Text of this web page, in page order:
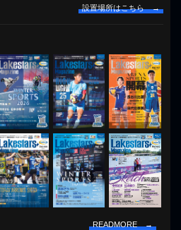
設置場所はこちら →
READMORE →